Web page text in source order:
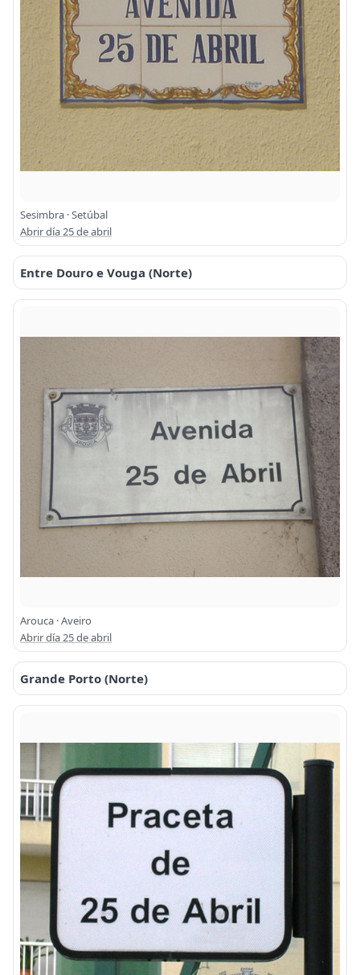
Sesimbra · Setúbal
Abrir día 25 de abril
Entre Douro e Vouga (Norte)
Arouca · Aveiro
Abrir día 25 de abril
Grande Porto (Norte)